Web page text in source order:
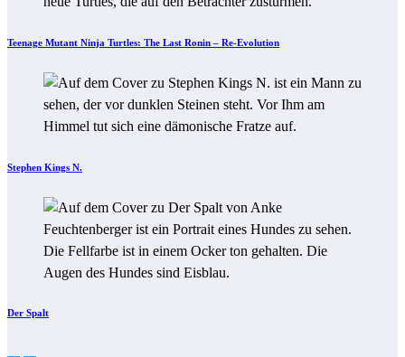
Teenage Mutant Ninja Turtles: The Last Ronin – Re-Evolution
Stephen Kings N.
Der Spalt